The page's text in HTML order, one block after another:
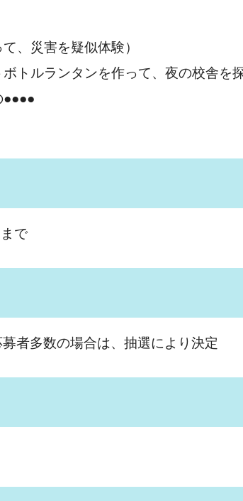
、災害を疑似体験）
トルランタンを作って、夜の校舎を探
まで
多数の場合は、抽選により決定